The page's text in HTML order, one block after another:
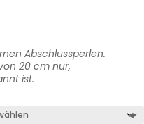
Abschlussperlen.
20 cm nur,
ist.